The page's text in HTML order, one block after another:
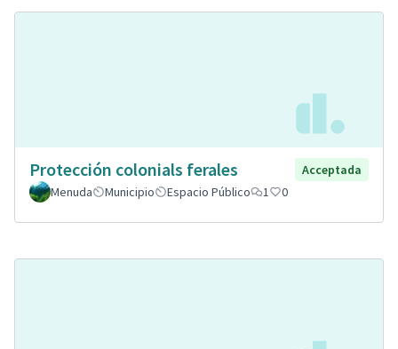
Protección colonials ferales
Acceptada
Menuda
Municipio Espacio Público 1 0